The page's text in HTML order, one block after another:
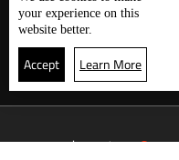
your experience on this
website better.
Accept Learn More
البث المباشر